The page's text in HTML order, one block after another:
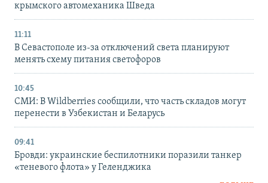
крымского автомеханика Шведа
11:11
В Севастополе из-за отключений света планируют
менять схему питания светофоров
10:45
СМИ: В Wildberries сообщили, что часть складов могут
перенести в Узбекистан и Беларусь
09:41
Бровди: украинские беспилотники поразили танкер
«теневого флота» у Геленджика